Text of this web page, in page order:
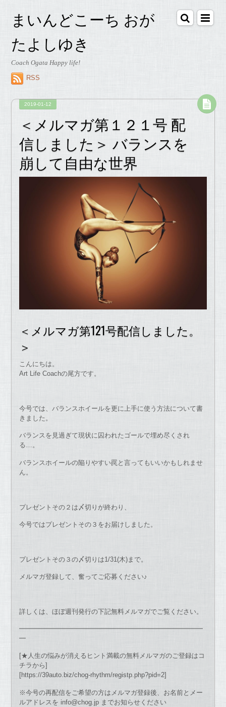
まいんどこーち おが
たよしゆき
Coach Ogata Happy life!
RSS
2019-01-12
＜メルマガ第１２１号 配
信しました＞ バランスを
崩して自由な世界
＜メルマガ第121号配信しました。
＞
こんにちは。
Art Life Coachの尾方です。
今号では、バランスホイールを更に上手に使う方法について書
きました。
バランスを見過ぎて現状に囚われたゴールで埋め尽くされ
る…。
バランスホイールの陥りやすい罠と言ってもいいかもしれませ
ん。
プレゼントその２は〆切りが終わり、
今号ではプレゼントその３をお届けしました。
プレゼントその３の〆切りは1/31(木)まで。
メルマガ登録して、奮ってご応募ください♪
詳しくは、ほぼ週刊発行の下記無料メルマガでご覧ください。
━━━━━━━━━━━━━━━━━━━━━━━━━━━━
━
[★人生の悩みが消えるヒント満載の無料メルマガのご登録はコ
チラから]
[https://39auto.biz/chog-rhythm/registp.php?pid=2]
※今号の再配信をご希望の方はメルマガ登録後、お名前とメー
ルアドレスを info@chog.jp までお知らせください